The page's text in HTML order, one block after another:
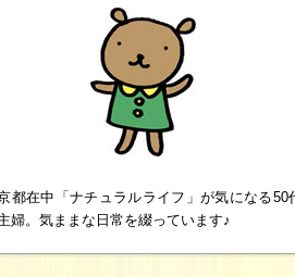
都在中「ナチュラルライフ」が気になる50
婦。気ままな日常を綴っています♪